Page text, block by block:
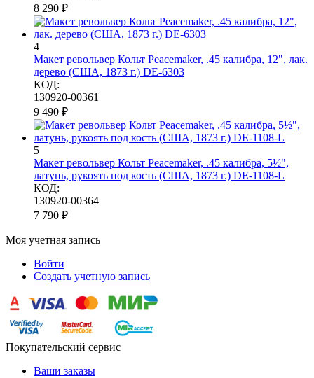
8 290 ₽
4
Макет револьвер Кольт Peacemaker, .45 калибра, 12", лак.
дерево (США, 1873 г.) DE-6303
КОД:
130920-00361
9 490 ₽
5
Макет револьвер Кольт Peacemaker, .45 калибра, 5½",
латунь, рукоять под кость (США, 1873 г.) DE-1108-L
КОД:
130920-00364
7 790 ₽
Моя учетная запись
Войти
Создать учетную запись
Покупательский сервис
Ваши заказы